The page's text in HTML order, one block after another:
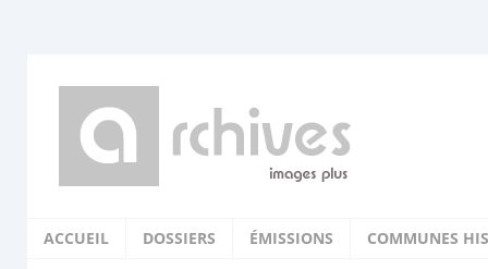
ACCUEIL DOSSIERS ÉMISSIONS COMMUNES